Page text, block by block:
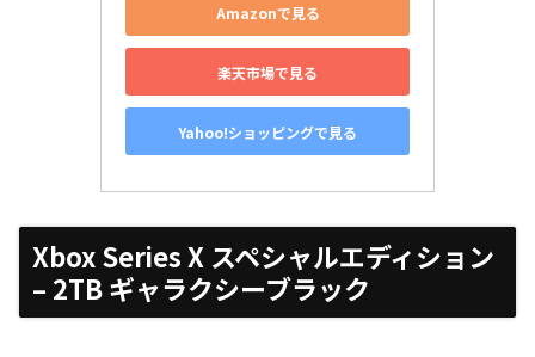
Amazonで見る
楽天市場で見る
Yahoo!ショッピングで見る
Xbox Series X スペシャルエディション
– 2TB ギャラクシーブラック